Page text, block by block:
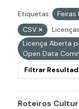
Etiquetas: Feiras
CSV
Licença Aberta
Open Data
Filtrar
Roteiros